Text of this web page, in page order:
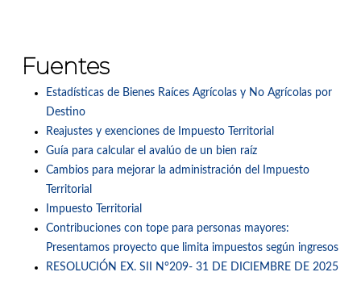
Fuentes
Estadísticas de Bienes Raíces Agrícolas y No Agrícolas por
Destino
Reajustes y exenciones de Impuesto Territorial
Guía para calcular el avalúo de un bien raíz
Cambios para mejorar la administración del Impuesto
Territorial
Impuesto Territorial
Contribuciones con tope para personas mayores:
Presentamos proyecto que limita impuestos según ingresos
RESOLUCIÓN EX. SII N°209- 31 DE DICIEMBRE DE 2025